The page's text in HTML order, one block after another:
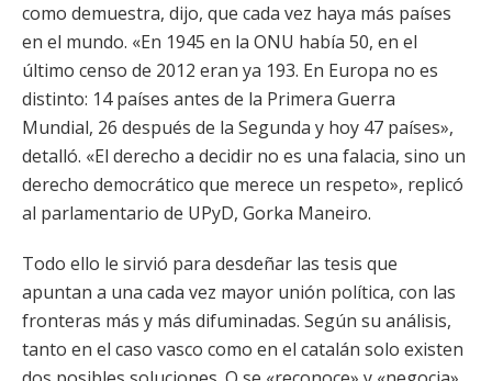
como demuestra, dijo, que cada vez haya más países
en el mundo. «En 1945 en la ONU había 50, en el
último censo de 2012 eran ya 193. En Europa no es
distinto: 14 países antes de la Primera Guerra
Mundial, 26 después de la Segunda y hoy 47 países»,
detalló. «El derecho a decidir no es una falacia, sino un
derecho democrático que merece un respeto», replicó
al parlamentario de UPyD, Gorka Maneiro.
Todo ello le sirvió para desdeñar las tesis que
apuntan a una cada vez mayor unión política, con las
fronteras más y más difuminadas. Según su análisis,
tanto en el caso vasco como en el catalán solo existen